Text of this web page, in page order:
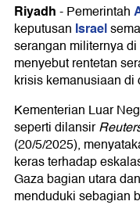
Riyadh-Pemerintah
keputusan Israel
serangan militernya
menyebut rentetan
krisis kemanusiaan di
Kementerian Luar
seperti dilansir
(20/5/2025),
keras terhadap
Gaza bagian utara
menduduki sebagian